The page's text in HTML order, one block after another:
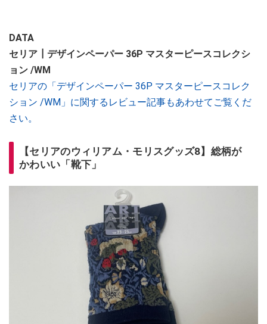
DATA
セリア┃デザインペーパー 36P マスターピースコレクシ
ョン /WM
セリアの「デザインペーパー 36P マスターピースコレク
ション /WM」に関するレビュー記事もあわせてご覧くだ
さい。
【セリアのウィリアム・モリスグッズ8】総柄が
かわいい「靴下」